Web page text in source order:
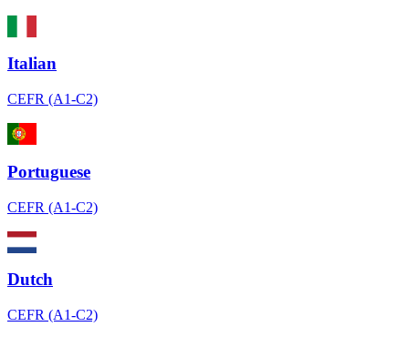
Italian
CEFR (A1-C2)
Portuguese
CEFR (A1-C2)
Dutch
CEFR (A1-C2)